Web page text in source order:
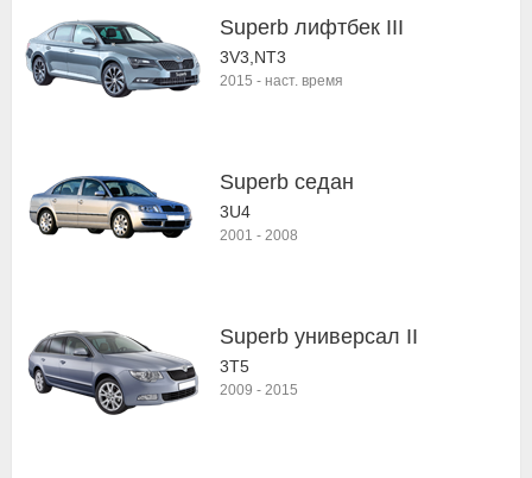
Superb лифтбек III
3V3,NT3
2015 - наст. время
Superb седан
3U4
2001 - 2008
Superb универсал II
3T5
2009 - 2015